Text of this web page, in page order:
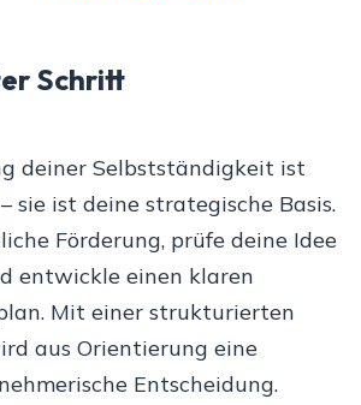
Schritt
deiner Selbstständigkeit ist
sie ist deine strategische Basis.
Förderung, prüfe deine Idee
entwickle einen klaren
Mit einer strukturierten
aus Orientierung eine
Entscheidung.